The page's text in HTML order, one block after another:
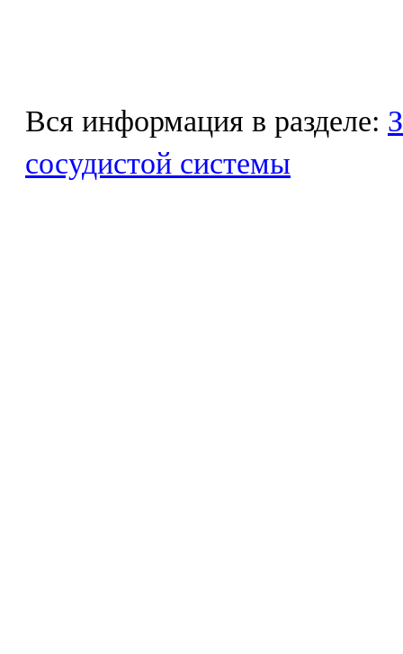
Вся информация в разделе:
сосудистой системы